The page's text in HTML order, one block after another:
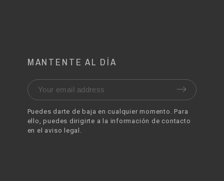
MANTENTE AL DÍA
Puedes darte de baja en cualquier momento. Para
ello, puedes dirigirte a la información de contacto
en el aviso legal.